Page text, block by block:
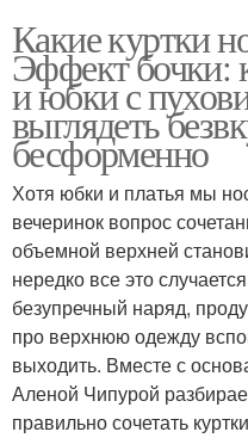
Какие куртки
Эффект бочки:
и юбки с
выглядеть
бесформенно
Хотя юбки и платья мы
вечеринок вопрос
объемной верхней
нередко все это
безупречный наряд,
про верхнюю одежду
выходить. Вместе с
Аленой Чипурой
правильно сочетать